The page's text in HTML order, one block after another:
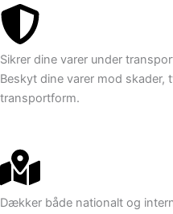
Sikrer dine varer under
Beskyt dine varer mod
transportform.
Dækker både nationalt og